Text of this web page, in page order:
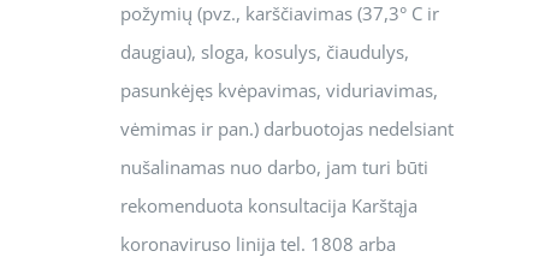
požymių (pvz., karščiavimas (37,3° C ir
daugiau), sloga, kosulys, čiaudulys,
pasunkėjęs kvėpavimas, viduriavimas,
vėmimas ir pan.) darbuotojas nedelsiant
nušalinamas nuo darbo, jam turi būti
rekomenduota konsultacija Karštąja
koronaviruso linija tel. 1808 arba